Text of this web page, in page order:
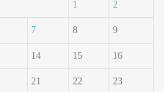
1 2
7 8 9
14 15 16
21 22 23